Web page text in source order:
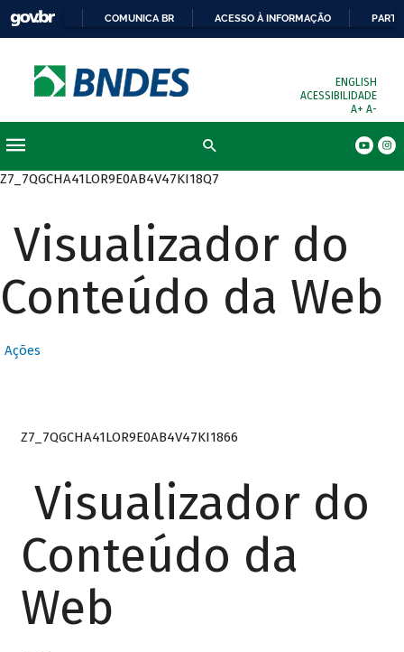
COMUNICA BR ACESSO À INFORMAÇÃO
ENGLISH
ACESSIBILIDADE
A+ A-
Z7_7QGCHA41LOR9E0AB4V47KI18Q7
Visualizador do
Conteúdo da Web
Ações
Z7_7QGCHA41LOR9E0AB4V47KI1866
Visualizador do
Conteúdo da
Web